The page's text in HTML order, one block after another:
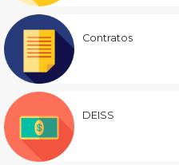
Contratos
DEISS